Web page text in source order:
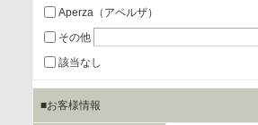
a.個人情報の提供・利用目的
当該企業/団体のサービス等のご案内及び
Aperza（アペルザ）
その他
該当なし
■お客様情報